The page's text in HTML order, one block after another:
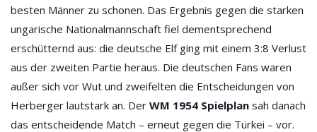
besten Männer zu schonen. Das Ergebnis gegen die starken
ungarische Nationalmannschaft fiel dementsprechend
erschütternd aus: die deutsche Elf ging mit einem 3:8 Verlust
aus der zweiten Partie heraus. Die deutschen Fans waren
außer sich vor Wut und zweifelten die Entscheidungen von
Herberger lautstark an. Der WM 1954 Spielplan sah danach
das entscheidende Match – erneut gegen die Türkei – vor.